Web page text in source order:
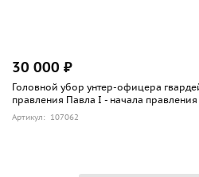
30 000 ₽
Головной убор унтер-офицера
правления Павла I - начала
Артикул: 107062